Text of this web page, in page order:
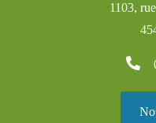
1103,